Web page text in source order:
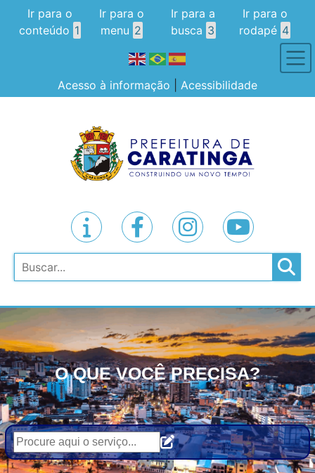
Ir para o
conteúdo 1
Ir para o
menu 2
Ir para a
busca 3
Ir para o
rodapé 4
Acesso à informação Acessibilidade
Pesquisar
O QUE VOCÊ PRECISA?